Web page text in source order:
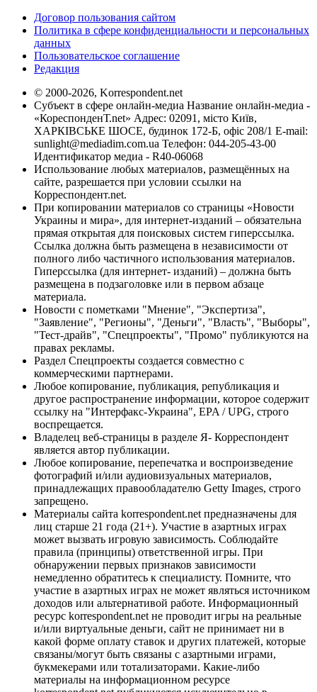
Договор пользования сайтом
Политика в сфере конфиденциальности и персональных
данных
Пользовательское соглашение
Редакция
© 2000-2026, Korrespondent.net
Субъект в сфере онлайн-медиа Название онлайн-медиа -
«КореспонденТ.net» Адрес: 02091, місто Київ,
ХАРКІВСЬКЕ ШОСЕ, будинок 172-Б, офіс 208/1 E-mail:
sunlight@mediadim.com.ua Телефон: 044-205-43-00
Идентификатор медиа - R40-06068
Использование любых материалов, размещённых на
сайте, разрешается при условии ссылки на
Корреспондент.net.
При копировании материалов со страницы «Новости
Украины и мира», для интернет-изданий – обязательна
прямая открытая для поисковых систем гиперссылка.
Ссылка должна быть размещена в независимости от
полного либо частичного использования материалов.
Гиперссылка (для интернет- изданий) – должна быть
размещена в подзаголовке или в первом абзаце
материала.
Новости с пометками "Мнение", "Экспертиза",
"Заявление", "Регионы", "Деньги", "Власть", "Выборы",
"Тест-драйв", "Спецпроекты", "Промо" публикуются на
правах рекламы.
Раздел Спецпроекты создается совместно с
коммерческими партнерами.
Любое копирование, публикация, републикация и
другое распространение информации, которое содержит
ссылку на "Интерфакс-Украина", EPA / UPG, строго
воспрещается.
Владелец веб-страницы в разделе Я- Корреспондент
является автор публикации.
Любое копирование, перепечатка и воспроизведение
фотографий и/или аудиовизуальных материалов,
принадлежащих правообладателю Getty Images, строго
запрещено.
Материалы сайта korrespondent.net предназначены для
лиц старше 21 года (21+). Участие в азартных играх
может вызвать игровую зависимость. Соблюдайте
правила (принципы) ответственной игры. При
обнаружении первых признаков зависимости
немедленно обратитесь к специалисту. Помните, что
участие в азартных играх не может являться источником
доходов или альтернативой работе. Информационный
ресурс korrespondent.net не проводит игры на реальные
и/или виртуальные деньги, сайт не принимает ни в
какой форме оплату ставок и других платежей, которые
связаны/могут быть связаны с азартными играми,
букмекерами или тотализаторами. Какие-либо
материалы на информационном ресурсе